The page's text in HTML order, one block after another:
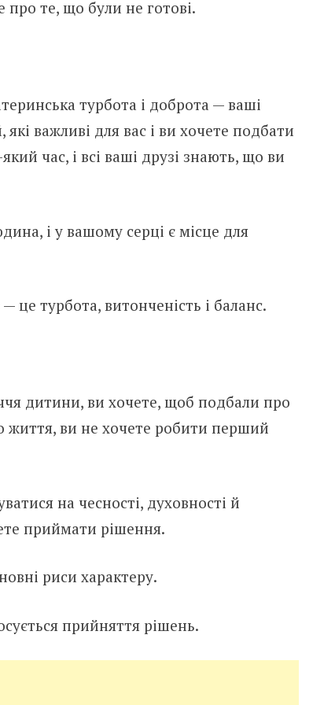
про те, що були не готові.
турбота і доброта — ваші
важливі для вас і ви хочете подбати
час, і всі ваші друзі знають, що ви
і у вашому серці є місце для
це турбота, витонченість і баланс.
дитини, ви хочете, щоб подбали про
життя, ви не хочете робити перший
на чесності, духовності й
приймати рішення.
риси характеру.
прийняття рішень.